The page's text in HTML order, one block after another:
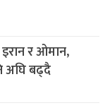
र ओमान,
अघि बढ्दै